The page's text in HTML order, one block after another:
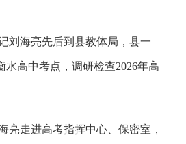
刘海亮先后到县教体局，县一
水高中考点，调研检查2026年高
亮走进高考指挥中心、保密室，